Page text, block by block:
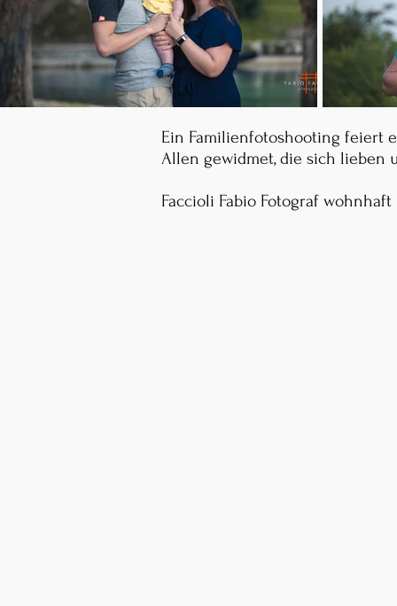
Ein Familienfotoshooting feiert
Allen gewidmet, die sich lieben
Faccioli Fabio Fotograf wohnhaft